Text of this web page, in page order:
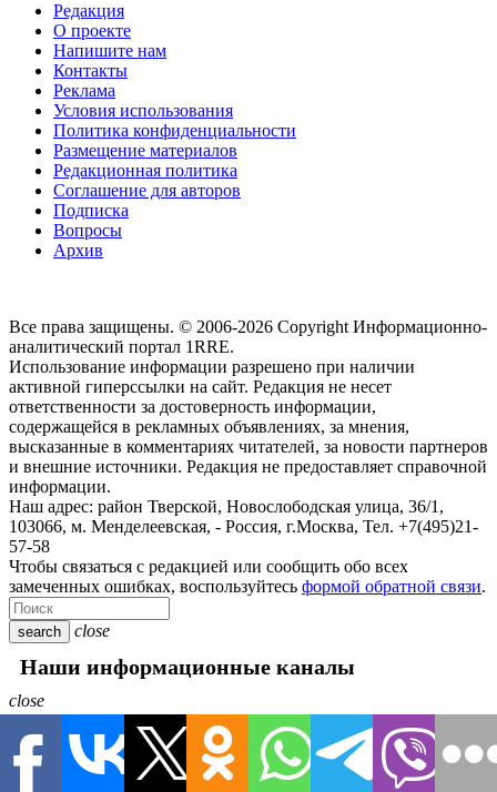
Редакция
О проекте
Напишите нам
Контакты
Реклама
Условия использования
Политика конфиденциальности
Размещение материалов
Редакционная политика
Соглашение для авторов
Подписка
Вопросы
Архив
Все права защищены. © 2006-2026 CopyrightИнформационно-
аналитический портал 1RRE.
Использование информации разрешено при наличии
активной гиперссылки на сайт. Редакция не несет
ответственности за достоверность информации,
содержащейся в рекламных объявлениях, за мнения,
высказанные в комментариях читателей, за новости партнеров
и внешние источники. Редакция не предоставляет справочной
информации.
Наш адрес: район Тверской, Новослободская улица, 36/1,
103066, м. Менделеевская, - Россия, г.Москва, Тел. +7(495)21-
57-58
Чтобы связаться с редакцией или сообщить обо всех
замеченных ошибках, воспользуйтесь формой обратной связи.
search close
Наши информационные каналы
close
Новости
Авто
В мире